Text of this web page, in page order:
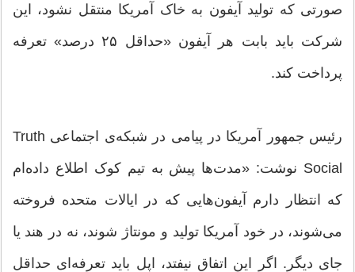
صورتی که تولید آیفون به خاک آمریکا منتقل نشود، این
شرکت باید بابت هر آیفون «حداقل ۲۵ درصد» تعرفه
پرداخت کند.
رئیس جمهور آمریکا در پیامی در شبکه‌ی اجتماعی Truth
Social نوشت: «مدت‌ها پیش به تیم کوک اطلاع داده‌ام
که انتظار دارم آیفون‌هایی که در ایالات متحده فروخته
می‌شوند، در خود آمریکا تولید و مونتاژ شوند، نه در هند یا
جای دیگر. اگر این اتفاق نیفتد، اپل باید تعرفه‌ای حداقل